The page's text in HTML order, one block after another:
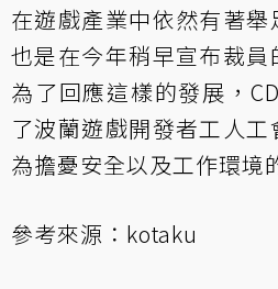
在遊戲產業中依然有著
也是在今年稍早宣布裁員
為了回應這樣的發展，
了波蘭遊戲開發者工人
為擔憂安全以及工作環境
參考來源： kotaku